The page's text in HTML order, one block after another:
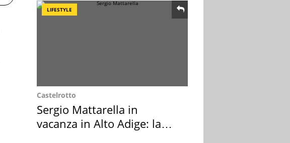
LIFESTYLE
Castelrotto
Sergio Mattarella in
vacanza in Alto Adige: la